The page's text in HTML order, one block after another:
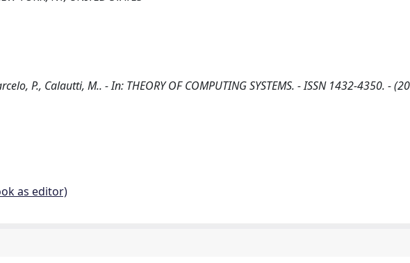
P., Calautti, M.. - In: THEORY OF COMPUTING SYSTEMS. - ISSN 1432-4350. -
as editor)